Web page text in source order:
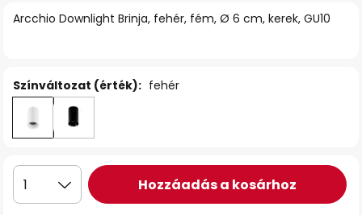
Arcchio Downlight Brinja, fehér, fém, Ø 6 cm, kerek, GU10
Színváltozat (érték): fehér
1 Hozzáadás a kosárhoz